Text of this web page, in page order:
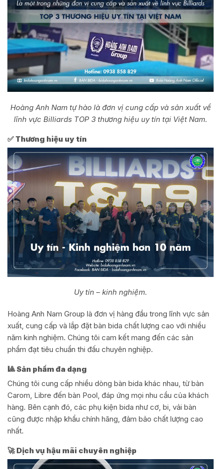
Hoàng Anh Nam tự hào là đơn vị cung cấp và sản xuất về
lĩnh vực Billiards TOP 3 thương hiệu uy tín tại Việt Nam.
✅ Thương hiệu uy tín
Uy tín – kinh nghiệm.
Hoàng Anh Nam Group là đơn vị hàng đầu trong lĩnh vực sản
xuất, cung cấp và lắp đặt bàn bida chất lượng cao với nhiều
năm kinh nghiệm. Chúng tôi cam kết mang đến các sản
phẩm đạt tiêu chuẩn thi đấu chuyên nghiệp.
🎱 Sản phẩm đa dạng
Chúng tôi cung cấp nhiều dòng bàn bida khác nhau, từ bàn
Carom, Libre đến bàn Pool, đáp ứng mọi nhu cầu của khách
hàng. Bên cạnh đó, các phụ kiện bida như cơ, bi, vải bàn
cũng được nhập khẩu chính hãng, đảm bảo chất lượng cao
nhất.
🚀 Dịch vụ hậu mãi chuyên nghiệp